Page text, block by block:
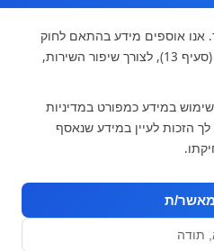
תיקים
5 תיקים לגברים מומלצים שבטוח
אנו אוספים מידע בהתאם לחוק
הגנת הפרטיות, התשמ"א-1981 (סעיף 13), לצורך שיפור השירות,
במידע כמפורט במדיניות
הזכות לעיין במידע שנאסף
מאשר/ת
תודה